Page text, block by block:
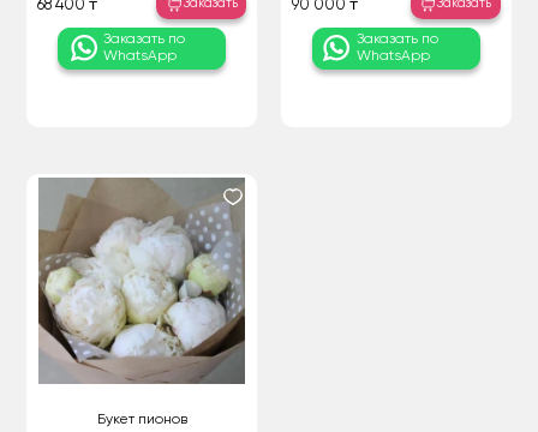
68 400 ₸
Заказать по
WhatsApp
90 000 ₸
Заказать по
WhatsApp
Букет пионов